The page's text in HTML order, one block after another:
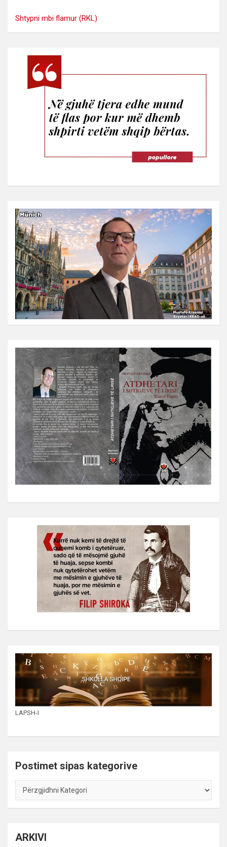
Shtypni mbi flamur (RKL)
LAPSH-I
Postimet sipas kategorive
Postimet
kategorive
ARKIVI